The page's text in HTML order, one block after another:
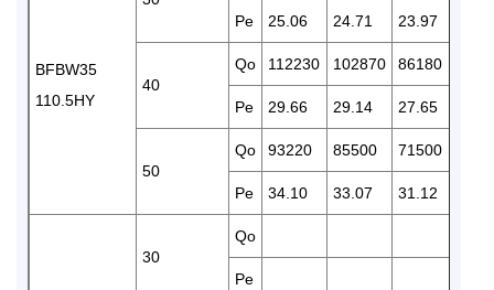
BFBW35
110.5HY
Pe
25.06 24.71 23.97
40
Qo 112230 102870 86180
Pe 29.66 29.14 27.65
50
Qo 93220 85500 71500
Pe 34.10 33.07 31.12
30
Qo
Pe